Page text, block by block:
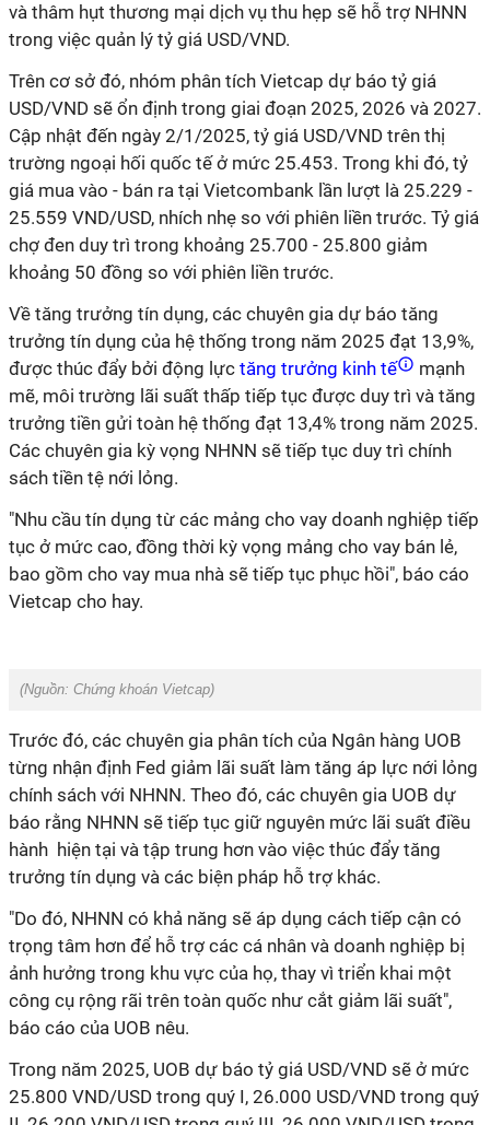
và thâm hụt thương mại dịch vụ thu hẹp sẽ hỗ trợ NHNN
trong việc quản lý tỷ giá USD/VND.
Trên cơ sở đó, nhóm phân tích Vietcap dự báo tỷ giá
USD/VND sẽ ổn định trong giai đoạn 2025, 2026 và 2027.
Cập nhật đến ngày 2/1/2025, tỷ giá USD/VND trên thị
trường ngoại hối quốc tế ở mức 25.453. Trong khi đó, tỷ
giá mua vào - bán ra tại Vietcombank lần lượt là 25.229 -
25.559 VND/USD, nhích nhẹ so với phiên liền trước. Tỷ giá
chợ đen duy trì trong khoảng 25.700 - 25.800 giảm
khoảng 50 đồng so với phiên liền trước.
Về tăng trưởng tín dụng, các chuyên gia dự báo tăng
trưởng tín dụng của hệ thống trong năm 2025 đạt 13,9%,
được thúc đẩy bởi động lực tăng trưởng kinh tế
mạnh
mẽ, môi trường lãi suất thấp tiếp tục được duy trì và tăng
trưởng tiền gửi toàn hệ thống đạt 13,4% trong năm 2025.
Các chuyên gia kỳ vọng NHNN sẽ tiếp tục duy trì chính
sách tiền tệ nới lỏng.
"Nhu cầu tín dụng từ các mảng cho vay doanh nghiệp tiếp
tục ở mức cao, đồng thời kỳ vọng mảng cho vay bán lẻ,
bao gồm cho vay mua nhà sẽ tiếp tục phục hồi", báo cáo
Vietcap cho hay.
(Nguồn: Chứng khoán Vietcap)
Trước đó, các chuyên gia phân tích của Ngân hàng UOB
từng nhận định Fed giảm lãi suất làm tăng áp lực nới lỏng
chính sách với NHNN. Theo đó, các chuyên gia UOB dự
báo rằng NHNN sẽ tiếp tục giữ nguyên mức lãi suất điều
hành hiện tại và tập trung hơn vào việc thúc đẩy tăng
trưởng tín dụng và các biện pháp hỗ trợ khác.
"Do đó, NHNN có khả năng sẽ áp dụng cách tiếp cận có
trọng tâm hơn để hỗ trợ các cá nhân và doanh nghiệp bị
ảnh hưởng trong khu vực của họ, thay vì triển khai một
công cụ rộng rãi trên toàn quốc như cắt giảm lãi suất",
báo cáo của UOB nêu.
Trong năm 2025, UOB dự báo tỷ giá USD/VND sẽ ở mức
25.800 VND/USD trong quý I, 26.000 USD/VND trong quý